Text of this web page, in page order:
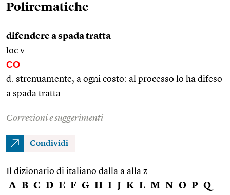
Polirematiche
difendere a spada tratta
loc.v.
CO
d. strenuamente, a ogni costo: al processo lo ha difeso
a spada tratta.
Correzioni e suggerimenti
Condividi
Il dizionario di italiano dalla a alla z
A B C D E F G H I J K L M N O P Q